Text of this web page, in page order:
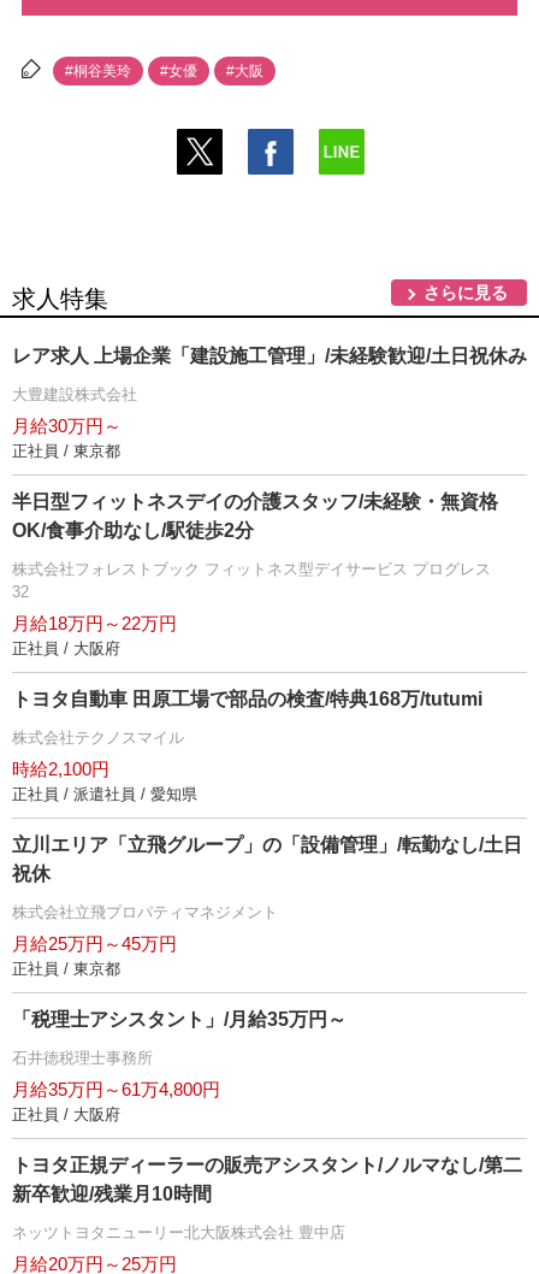
#桐谷美玲 #女優 #大阪
求人特集 さらに見る
レア求人 上場企業「建設施工管理」/未経験歓迎/土日祝休み
大豊建設株式会社
月給30万円～
正社員 / 東京都
半日型フィットネスデイの介護スタッフ/未経験・無資格
OK/食事介助なし/駅徒歩2分
株式会社フォレストブック フィットネス型デイサービス プログレス
32
月給18万円～22万円
正社員 / 大阪府
トヨタ自動車 田原工場で部品の検査/特典168万/tutumi
株式会社テクノスマイル
時給2,100円
正社員 / 派遣社員 / 愛知県
立川エリア「立飛グループ」の「設備管理」/転勤なし/土日
祝休
株式会社立飛プロパティマネジメント
月給25万円～45万円
正社員 / 東京都
「税理士アシスタント」/月給35万円～
石井徳税理士事務所
月給35万円～61万4,800円
正社員 / 大阪府
トヨタ正規ディーラーの販売アシスタント/ノルマなし/第二
新卒歓迎/残業月10時間
ネッツトヨタニューリー北大阪株式会社 豊中店
月給20万円～25万円